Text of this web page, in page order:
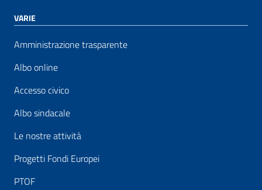
VARIE
Amministrazione trasparente
Albo online
Accesso civico
Albo sindacale
Le nostre attività
Progetti Fondi Europei
PTOF